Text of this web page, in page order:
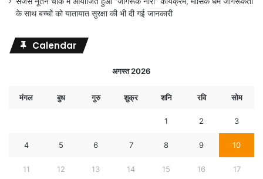
के साथ बच्चों को यातायात सुरक्षा की भी दी गई जानकारी
Calendar
अगस्त 2026
मंगल बुध गुरु शुक्र शनि रवि सोम
1 2 3
4 5 6 7 8 9 10
11 12 13 14 15 16 17